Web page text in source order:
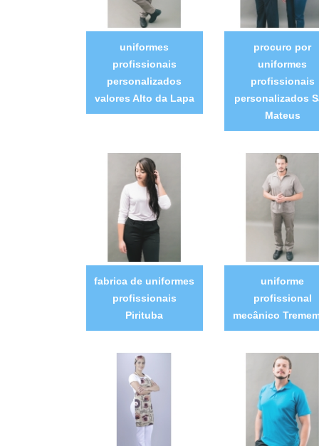
uniformes
profissionais
personalizados
valores Alto da Lapa
procuro por
uniformes
profissionais
personalizados
Mateus
fabrica de uniformes
profissionais
Pirituba
uniforme
profissional
mecânico